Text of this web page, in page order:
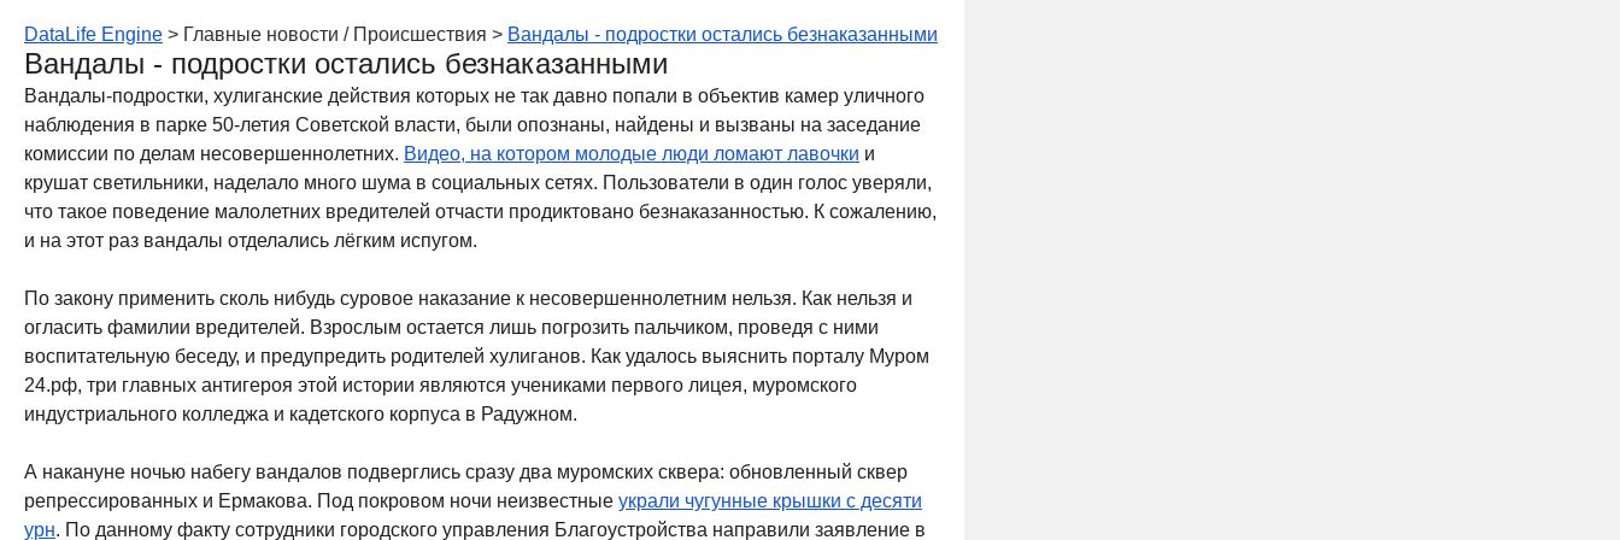
DataLife Engine > Главные новости / Происшествия > Вандалы - подростки остались безнаказанными
Вандалы - подростки остались безнаказанными
Вандалы-подростки, хулиганские действия которых не так давно попали в объектив камер уличного
наблюдения в парке 50-летия Советской власти, были опознаны, найдены и вызваны на заседание
комиссии по делам несовершеннолетних. Видео, на котором молодые люди ломают лавочки и
крушат светильники, наделало много шума в социальных сетях. Пользователи в один голос уверяли,
что такое поведение малолетних вредителей отчасти продиктовано безнаказанностью. К сожалению,
и на этот раз вандалы отделались лёгким испугом.
По закону применить сколь нибудь суровое наказание к несовершеннолетним нельзя. Как нельзя и
огласить фамилии вредителей. Взрослым остается лишь погрозить пальчиком, проведя с ними
воспитательную беседу, и предупредить родителей хулиганов. Как удалось выяснить порталу Муром
24.рф, три главных антигероя этой истории являются учениками первого лицея, муромского
индустриального колледжа и кадетского корпуса в Радужном.
А накануне ночью набегу вандалов подверглись сразу два муромских сквера: обновленный сквер
репрессированных и Ермакова. Под покровом ночи неизвестные украли чугунные крышки с десяти
урн. По данному факту сотрудники городского управления Благоустройства направили заявление в